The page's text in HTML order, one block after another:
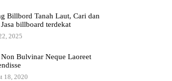
Billbord Tanah Laut, Cari dan
billboard terdekat
2025
Non Bulvinar Neque Laoreet
18, 2020